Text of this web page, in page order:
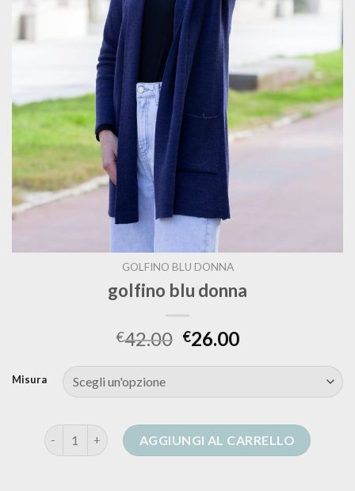
GOLFINO BLU DONNA
golfino blu donna
€42.00 €26.00
Misura
golfino blu donna quantitàAGGIUNGI AL CARRELLO